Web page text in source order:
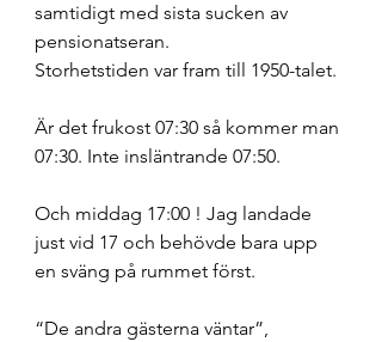
samtidigt med sista sucken av
pensionatseran.
Storhetstiden var fram till 1950-talet.
Är det frukost 07:30 så kommer man
07:30. Inte insläntrande 07:50.
Och middag 17:00 ! Jag landade
just vid 17 och behövde bara upp
en sväng på rummet först.
“De andra gästerna väntar”,